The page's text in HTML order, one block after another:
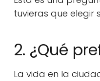
tuvieras que elegir
2. ¿Qué
La vida en la